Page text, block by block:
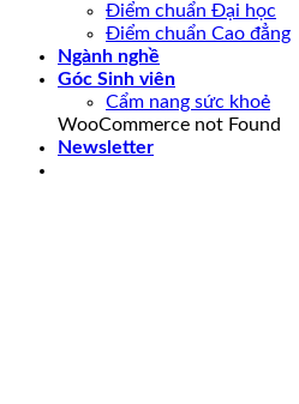
Điểm chuẩn Đại học
Điểm chuẩn Cao đẳng
Ngành nghề
Góc Sinh viên
Cẩm nang sức khoẻ
WooCommerce not Found
Newsletter